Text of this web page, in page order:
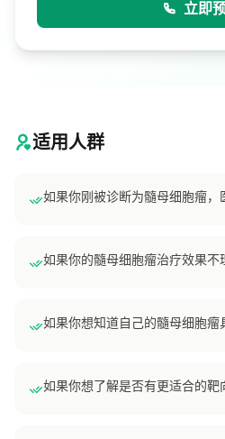
立即
适用人群
如果你刚被诊断为髓母细胞瘤，
如果你的髓母细胞瘤治疗效果
如果你想知道自己的髓母细胞瘤
如果你想了解是否有更适合的靶